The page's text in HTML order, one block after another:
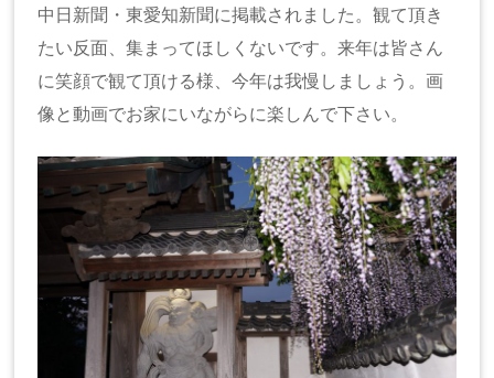
中日新聞・東愛知新聞に掲載されました。観て頂き
たい反面、集まってほしくないです。来年は皆さん
に笑顔で観て頂ける様、今年は我慢しましょう。画
像と動画でお家にいながらに楽しんで下さい。